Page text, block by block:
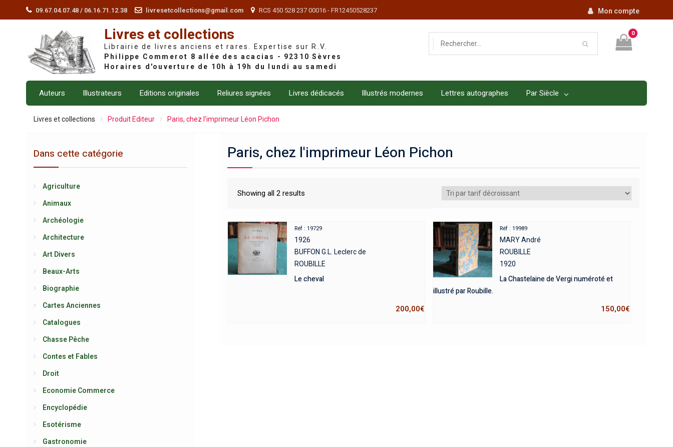
09.67.04.07.48 / 06.16.71.12.38 livresetcollections@gmail.com RCS 450 528 237 00016 - FR12450528237 Mon compte
Livres et collections
Librairie de livres anciens et rares. Expertise sur R.V.
0
Auteurs Illustrateurs Editions originales Reliures signées Livres dédicacés Illustrés modernes Lettres autographes Par Siècle
Livres et collections Produit Editeur Paris, chez l'imprimeur Léon Pichon
Paris, chez l'imprimeur Léon Pichon
Showing all 2 results
Réf : 19729
1926
BUFFON G.L. Leclerc de
ROUBILLE
Le cheval
200,00€
Réf : 19989
MARY André
ROUBILLE
1920
La Chastelaine de Vergi numéroté et
illustré par Roubille.
150,00€
Dans cette catégorie
Agriculture
Animaux
Archéologie
Architecture
Art Divers
Beaux-Arts
Biographie
Cartes Anciennes
Catalogues
Chasse Pêche
Contes et Fables
Droit
Economie Commerce
Encyclopédie
Esotérisme
Gastronomie